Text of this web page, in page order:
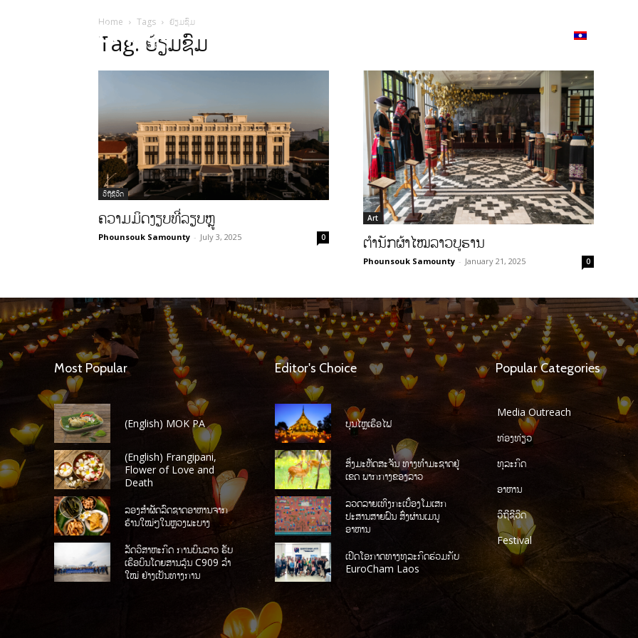
Home Tags ຢ້ຽມຊົມ
Tag: ຢ້ຽມຊົມ
ວິຖີຊີວິດ
ຄວາມມິດງຽບທີ່ລຽບຫຼູ
Phounsouk Samounty - July 3, 2025 0
Art
ຕໍານັກຜ້າໄໝລາວບູຮານ
Phounsouk Samounty - January 21, 2025 0
Most Popular
(English) MOK PA
(English) Frangipani,
Flower of Love and
Death
ລອງສໍາຜັດລົດຊາດອາຫານຈາກ
ຮ້ານໃໝ່ໆໃນຫຼວງພະບາງ
ລັດວິສາຫະກິດ ການບິນລາວ ຮັບ
ເຮືອບິນໂດຍສານລຸ້ນ C909 ລໍາ
ໃໝ່ ຢ່າງເປັນທາງການ
Editor's Choice
ບຸນໄຫຼເຮືອໄຟ
ສິ່ງມະຫັດສະຈັນ ທາງທໍາມະຊາດຢູ່
ເຂດ ພາກກາງຂອງລາວ
ລວດລາຍເທິງກະເບື້ອງໂມເສກ
ປະສານສາຍຝົນ ສົ່ງຜ່ານເມນູ
ອາຫານ
ເປີດໂອກາດທາງທຸລະກິດຮ່ວມກັບ
EuroCham Laos
Popular Categories
Media Outreach
ທ່ອງທ່ຽວ
ທຸລະກິດ
ອາຫານ
ວິຖີຊີວິດ
Festival